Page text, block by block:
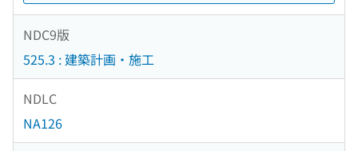
NDC9版
525.3 : 建築計画・施工
NDLC
NA126